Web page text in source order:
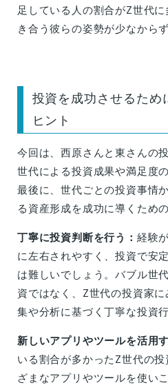
足している人の割合がZ世代
き合う彼らの姿勢が少なから
投資を成功させるため
ヒント
今回は、西原さんと東さんの
世代による投資成果や満足度
最後に、世代ごとの投資事情
る資産形成を成功に導くため
丁寧に投資判断を行う： 経験
に左右されやすく、投資で安
は難しいでしょう。バブル世
資ではなく、Z世代の投資家
集や分析に基づく丁寧な投資
新しいアプリやツールを活用す
いる割合が多かったZ世代の
ざまなアプリやツールを使い